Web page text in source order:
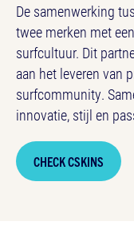
De samenwerking
twee merken met
surfcultuur. Dit
aan het leveren van
surfcommunity.
innovatie, stijl en
CHECK CSKINS